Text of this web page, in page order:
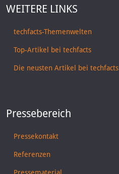
WEITERE LINKS
techfacts-Themenwelten
Top-Artikel bei techfacts
Die neusten Artikel bei techfacts
Pressebereich
Pressekontakt
Referenzen